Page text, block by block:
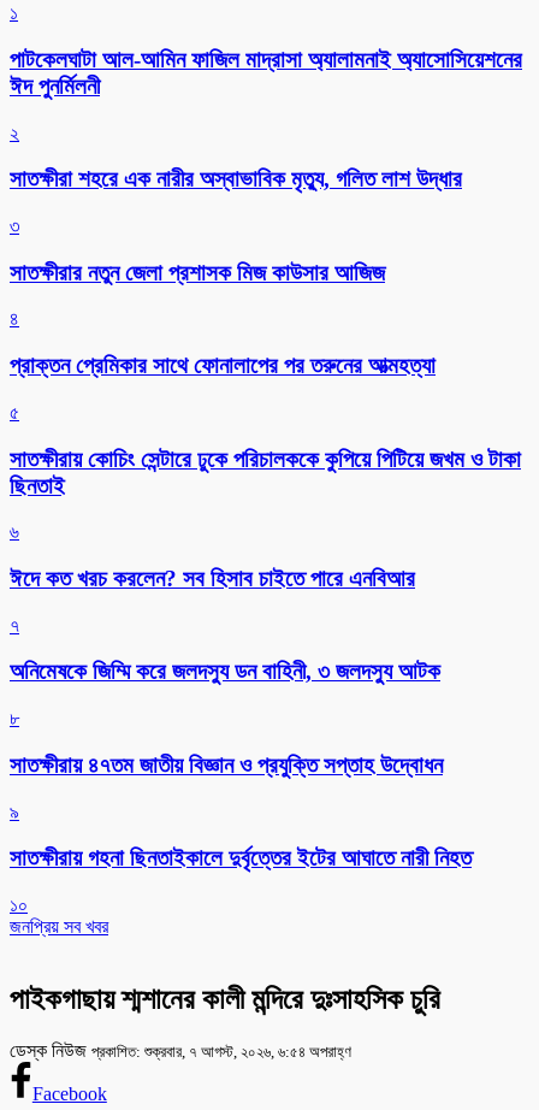
১
পাটকেলঘাটা আল-আমিন ফাজিল মাদ্রাসা অ্যালামনাই অ্যাসোসিয়েশনের
ঈদ পুনর্মিলনী
২
সাতক্ষীরা শহরে এক নারীর অস্বাভাবিক মৃত্যু, গলিত লাশ উদ্ধার
৩
সাতক্ষীরার নতুন জেলা প্রশাসক মিজ কাউসার আজিজ
৪
প্রাক্তন প্রেমিকার সাথে ফোনালাপের পর তরুনের আত্মহত্যা
৫
সাতক্ষীরায় কোচিং সেন্টারে ঢুকে পরিচালককে কুপিয়ে পিটিয়ে জখম ও টাকা
ছিনতাই
৬
ঈদে কত খরচ করলেন? সব হিসাব চাইতে পারে এনবিআর
৭
অনিমেষকে জিম্মি করে জলদস্যু ডন বাহিনী, ৩ জলদস্যু আটক
৮
সাতক্ষীরায় ৪৭তম জাতীয় বিজ্ঞান ও প্রযুক্তি সপ্তাহ উদ্বোধন
৯
সাতক্ষীরায় গহনা ছিনতাইকালে দুর্বৃত্তের ইটের আঘাতে নারী নিহত
১০
জনপ্রিয় সব খবর
পাইকগাছায় শ্মশানের কালী মন্দিরে দুঃসাহসিক চুরি
ডেস্ক নিউজ প্রকাশিত: শুক্রবার, ৭ আগস্ট, ২০২৬, ৬:৫৪ অপরাহ্ণ
Facebook